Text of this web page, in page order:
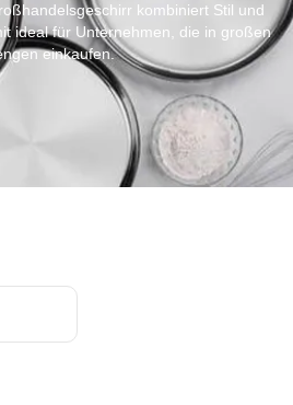
kombiniert Stil und
ideal für Unternehmen, die in großen
einkaufen.